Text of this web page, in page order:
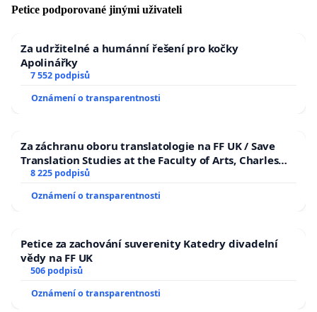
Petice podporované jinými uživateli
Za udržitelné a humánní řešení pro kočky
Apolinářky
7 552 podpisů
Oznámení o transparentnosti
Za záchranu oboru translatologie na FF UK / Save
Translation Studies at the Faculty of Arts, Charles
University
8 225 podpisů
Oznámení o transparentnosti
Petice za zachování suverenity Katedry divadelní
vědy na FF UK
506 podpisů
Oznámení o transparentnosti